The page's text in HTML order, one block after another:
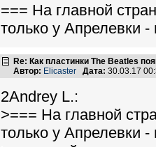
=== На главной
только у Апрелевки
Re: Как пластинки The Beatles
Автор: Elicaster Дата: 30.03.17
2Andrey L.:
>=== На главной
только у Апрелевки